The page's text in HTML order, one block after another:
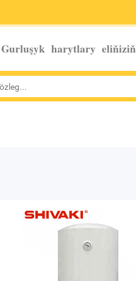
Gurluşyk harytlary eliňiziň